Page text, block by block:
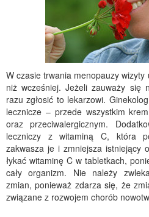
W czasie trwania menopauzy
niż wcześniej. Jeżeli zauważy się
razu zgłosić to lekarzowi.
lecznicze – przede wszystkim
oraz przeciwalergicznym.
leczniczy z witaminą C, która
zakwasza je i zmniejsza istniejący
łykać witaminę C w tabletkach,
cały organizm. Nie należy
zmian, ponieważ zdarza się, że
związane z rozwojem chorób